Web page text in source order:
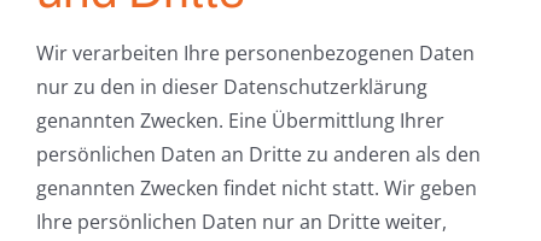
Wir verarbeiten Ihre personenbezogenen Daten
nur zu den in dieser Datenschutzerklärung
genannten Zwecken. Eine Übermittlung Ihrer
persönlichen Daten an Dritte zu anderen als den
genannten Zwecken findet nicht statt. Wir geben
Ihre persönlichen Daten nur an Dritte weiter,